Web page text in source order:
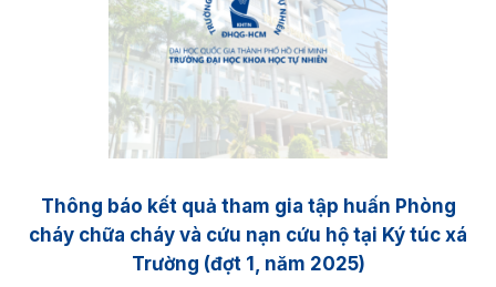
Thông báo kết quả tham gia tập huấn Phòng
cháy chữa cháy và cứu nạn cứu hộ tại Ký túc xá
Trường (đợt 1, năm 2025)